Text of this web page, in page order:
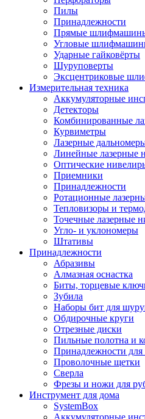
Пилы
Принадлежности
Прямые
Угловые
Ударные гайковёрты
Шуруповерты
Эксцентриковые
Измерительная техника
Аккумуляторные
Детекторы
Комбинированные
Курвиметры
Лазерные
Линейные лазерные
Оптические
Приемники
Принадлежности
Ротационные
Тепловизоры и
Точечные лазерные
Угло- и уклономеры
Штативы
Принадлежности
Абразивы
Алмазная оснастка
Биты, торцевые
Зубила
Наборы бит для
Обдирочные круги
Отрезные диски
Пильные полотна и
Принадлежности для
Проволочные щетки
Сверла
Фрезы и ножи для
Инструмент для дома
SystemBox
Аккумуляторные